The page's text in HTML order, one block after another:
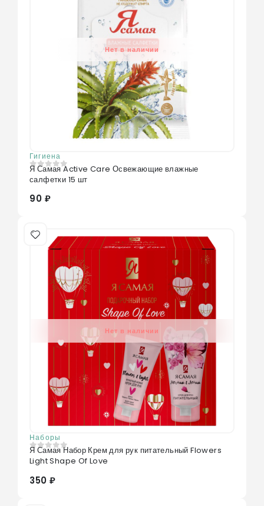
Нет в наличии
Гигиена
0из 5
Я Самая Active Care Освежающие влажные
салфетки 15 шт
90 ₽
Нет в наличии
Наборы
0из 5
Я Самая Набор Крем для рук питательный Flowers
Light Shape Of Love
350 ₽